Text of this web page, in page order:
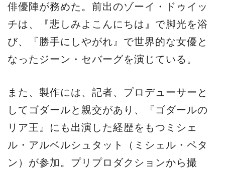
俳優陣が務めた。前出のゾーイ・ドゥイッ
チは、『悲しみよこんにちは』で脚光を浴
び、『勝手にしやがれ』で世界的な女優と
なったジーン・セバーグを演じている。
また、製作には、記者、プロデューサーと
してゴダールと親交があり、『ゴダールの
リア王』にも出演した経歴をもつミシェ
ル・アルベルシュタット（ミシェル・ペタ
ン）が参加。プリプロダクションから撮